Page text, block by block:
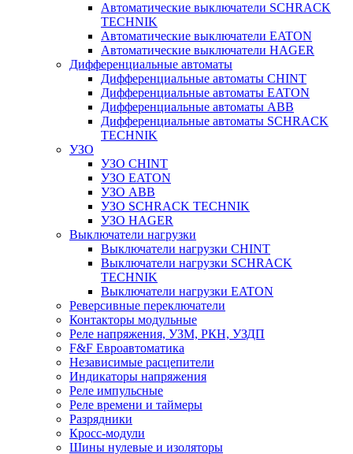
Автоматические выключатели SCHRACK
TECHNIK
Автоматические выключатели EATON
Автоматические выключатели HAGER
Дифференциальные автоматы
Дифференциальные автоматы CHINT
Дифференциальные автоматы EATON
Дифференциальные автоматы ABB
Дифференциальные автоматы SCHRACK
TECHNIK
УЗО
УЗО CHINT
УЗО EATON
УЗО ABB
УЗО SCHRACK TECHNIK
УЗО HAGER
Выключатели нагрузки
Выключатели нагрузки CHINT
Выключатели нагрузки SCHRACK
TECHNIK
Выключатели нагрузки EATON
Реверсивные переключатели
Контакторы модульные
Реле напряжения, УЗМ, РКН, УЗДП
F&F Евроавтоматика
Независимые расцепители
Индикаторы напряжения
Реле импульсные
Реле времени и таймеры
Разрядники
Кросс-модули
Шины нулевые и изоляторы